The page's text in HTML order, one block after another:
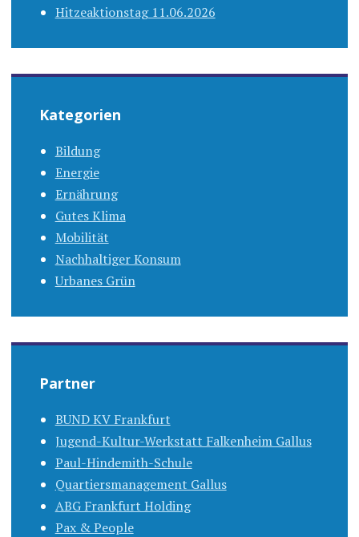
Hitzeaktionstag 11.06.2026
Kategorien
Bildung
Energie
Ernährung
Gutes Klima
Mobilität
Nachhaltiger Konsum
Urbanes Grün
Partner
BUND KV Frankfurt
Jugend-Kultur-Werkstatt Falkenheim Gallus
Paul-Hindemith-Schule
Quartiersmanagement Gallus
ABG Frankfurt Holding
Pax & People